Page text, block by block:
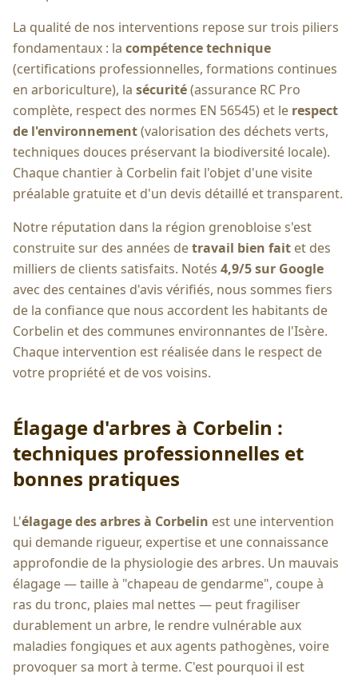
La qualité de nos interventions repose sur trois piliers
fondamentaux : la compétence technique
(certifications professionnelles, formations continues
en arboriculture), la sécurité(assurance RC Pro
complète, respect des normes EN 56545) et le respect
de l'environnement(valorisation des déchets verts,
techniques douces préservant la biodiversité locale).
Chaque chantier à Corbelin fait l'objet d'une visite
préalable gratuite et d'un devis détaillé et transparent.
Notre réputation dans la région grenobloise s'est
construite sur des années detravail bien fait et des
milliers de clients satisfaits. Notés 4,9/5 sur Google
avec des centaines d'avis vérifiés, nous sommes fiers
de la confiance que nous accordent les habitants de
Corbelin et des communes environnantes de l'Isère.
Chaque intervention est réalisée dans le respect de
votre propriété et de vos voisins.
Élagage d'arbres à Corbelin :
techniques professionnelles et
bonnes pratiques
L'élagage des arbres à Corbelin est une intervention
qui demande rigueur, expertise et une connaissance
approfondie de la physiologie des arbres. Un mauvais
élagage — taille à "chapeau de gendarme", coupe à
ras du tronc, plaies mal nettes — peut fragiliser
durablement un arbre, le rendre vulnérable aux
maladies fongiques et aux agents pathogènes, voire
provoquer sa mort à terme. C'est pourquoi il est